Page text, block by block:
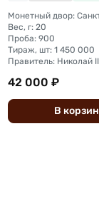
Вес, г: 20
Проба: 900
Тираж, шт: 1 450 000
Правитель: Николай II
42 000 ₽
В